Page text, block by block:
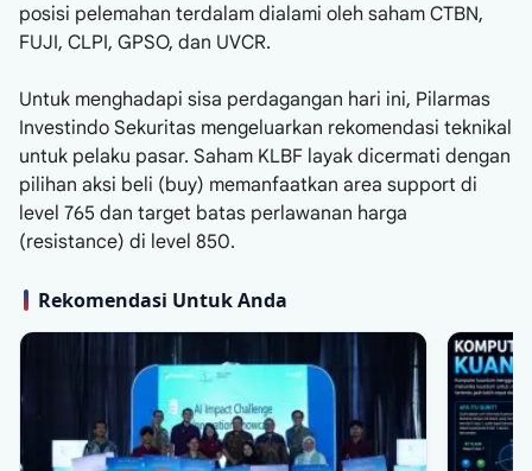
posisi pelemahan terdalam dialami oleh saham CTBN,
FUJI, CLPI, GPSO, dan UVCR.
Untuk menghadapi sisa perdagangan hari ini, Pilarmas
Investindo Sekuritas mengeluarkan rekomendasi teknikal
untuk pelaku pasar. Saham KLBF layak dicermati dengan
pilihan aksi beli (buy) memanfaatkan area support di
level 765 dan target batas perlawanan harga
(resistance) di level 850.
Rekomendasi Untuk Anda